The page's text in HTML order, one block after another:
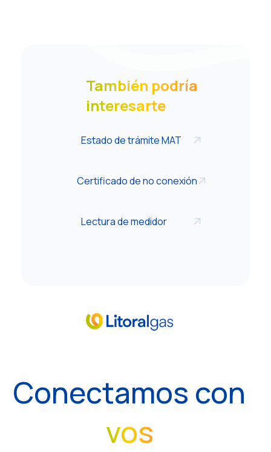
También podría
interesarte
Estado de trámite MAT
Certificado de no conexión
Lectura de medidor
Conectamos con
vos